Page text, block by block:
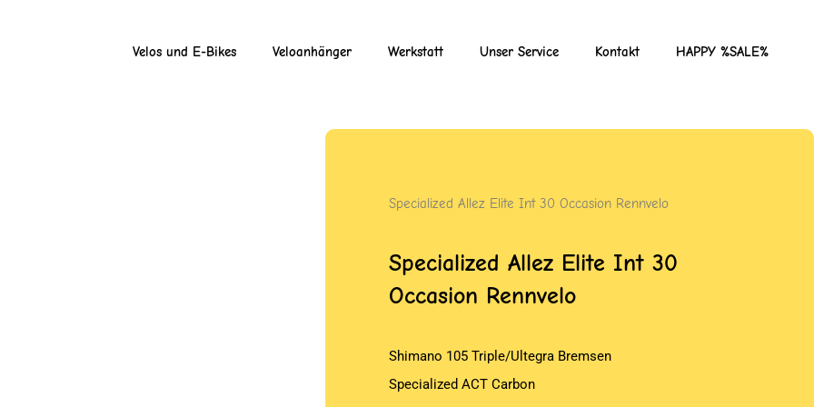
Velos und E-Bikes Veloanhänger Werkstatt Unser Service Kontakt HAPPY %SALE%
Specialized Allez Elite Int 30 Occasion Rennvelo
Specialized Allez Elite Int 30
Occasion Rennvelo
Shimano 105 Triple/Ultegra Bremsen
Specialized ACT Carbon